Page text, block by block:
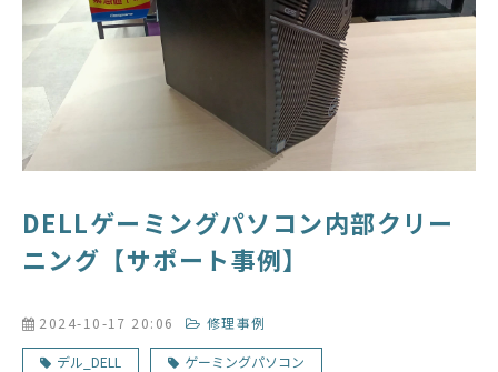
DELLゲーミングパソコン内部クリー
ニング【サポート事例】
2024-10-17 20:06 修理事例
デル_DELL ゲーミングパソコン